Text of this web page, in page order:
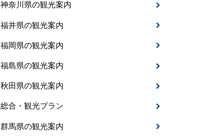
神奈川県の観光案内
福井県の観光案内
福岡県の観光案内
福島県の観光案内
秋田県の観光案内
総合・観光プラン
群馬県の観光案内